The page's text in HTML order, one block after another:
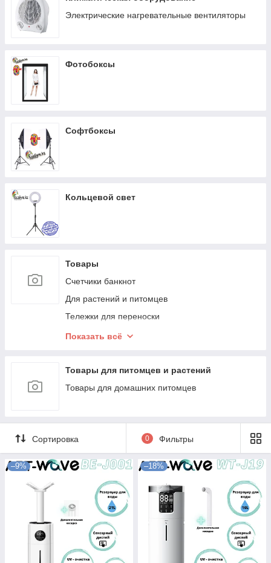
Электрические нагревательные вентиляторы
Фотобоксы
Софтбоксы
Кольцевой свет
Товары
Счетчики банкнот
Для растений и питомцев
Тележки для переноски
Оборудование для фото и видео съёмки
Дубликаты для Kaspi (Без Каспи Доставки)
!!!ПРЕДЗАКАЗ (+1 день, дом)
Показать всё
Товары для питомцев и растений
Товары для домашних питомцев
Сортировка 0 Фильтры
–9% –18%